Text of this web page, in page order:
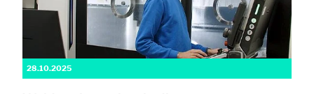
28.10.2025